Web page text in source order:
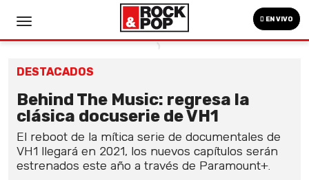
EN VIVO
DESTACADOS
Behind The Music: regresa la
clásica docuserie de VH1
El reboot de la mítica serie de documentales de
VH1 llegará en 2021, los nuevos capítulos serán
estrenados este año a través de Paramount+.